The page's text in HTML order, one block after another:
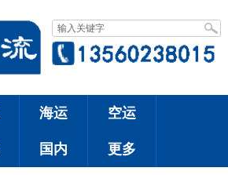
海运 空运
国内 更多